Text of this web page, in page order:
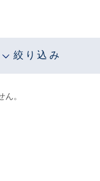
絞り込み
。